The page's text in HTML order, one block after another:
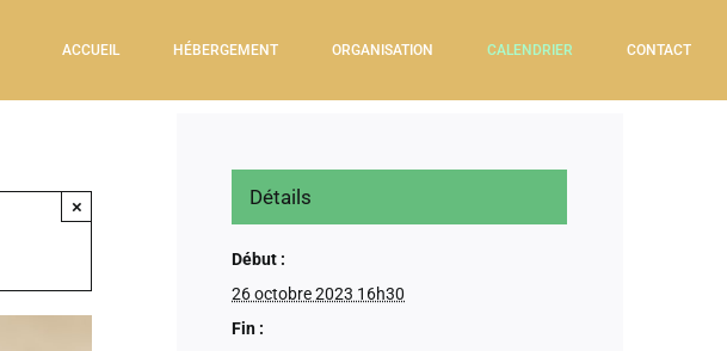
ACCUEIL HÉBERGEMENT ORGANISATION CALENDRIER CONTACT
× Détails
Début :
26 octobre 2023 16h30
Fin :